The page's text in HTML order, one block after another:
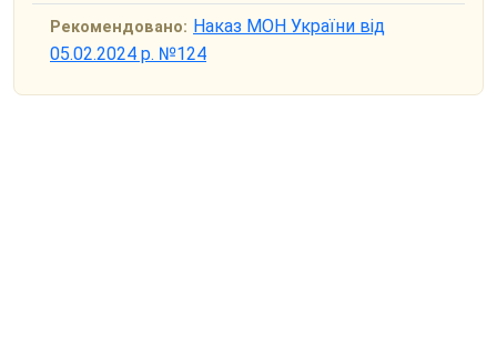
Рекомендовано: Наказ МОН України від
05.02.2024 р. №124